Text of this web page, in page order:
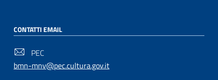
CONTATTI EMAIL
PEC
bmn-mnv@pec.cultura.gov.it